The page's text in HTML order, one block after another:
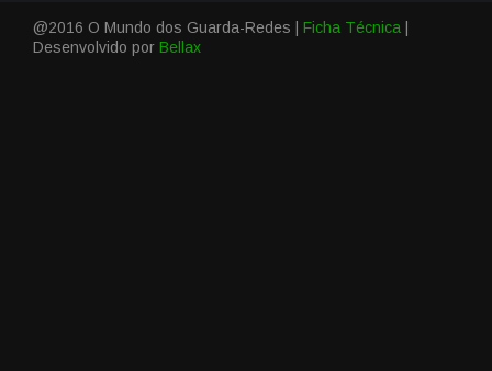
@2016 O Mundo dos Guarda-Redes | Ficha Técnica
Desenvolvido por Bellax